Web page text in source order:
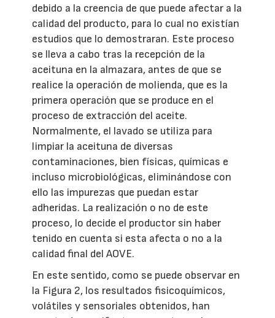
debido a la creencia de que puede afectar a la
calidad del producto, para lo cual no existían
estudios que lo demostraran. Este proceso
se lleva a cabo tras la recepción de la
aceituna en la almazara, antes de que se
realice la operación de molienda, que es la
primera operación que se produce en el
proceso de extracción del aceite.
Normalmente, el lavado se utiliza para
limpiar la aceituna de diversas
contaminaciones, bien físicas, químicas e
incluso microbiológicas, eliminándose con
ello las impurezas que puedan estar
adheridas. La realización o no de este
proceso, lo decide el productor sin haber
tenido en cuenta si esta afecta o no a la
calidad final del AOVE.
En este sentido, como se puede observar en
la Figura 2, los resultados fisicoquímicos,
volátiles y sensoriales obtenidos, han